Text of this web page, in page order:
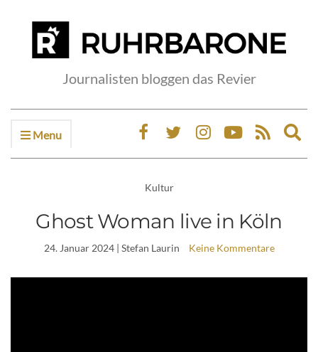
Journalisten bloggen das Revier
Menu
Kultur
Ghost Woman live in Köln
24. Januar 2024| Stefan Laurin Keine Kommentare